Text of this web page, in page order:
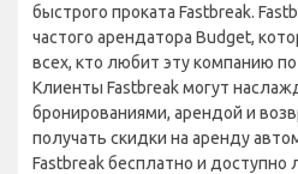
быстрого проката Fastbreak.
частого арендатора Budget,
всех, кто любит эту компанию
Клиенты Fastbreak могут
бронированиями, арендой и
получать скидки на аренду
Fastbreak бесплатно и